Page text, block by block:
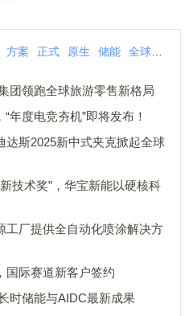
方案 正式 原生 储能 全球
团领跑全球旅游零售新格局
年度电竞夯机”即将发布！
达斯2025新中式夹克掀起全球
技术奖”，华宝新能以硬核科
工厂提供全自动化喷涂解决方
国际赛道新客户签约
时储能与AIDC最新成果